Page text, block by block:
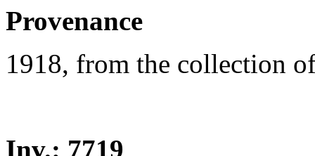
Provenance
1918, from the collection
Inv.: 7719